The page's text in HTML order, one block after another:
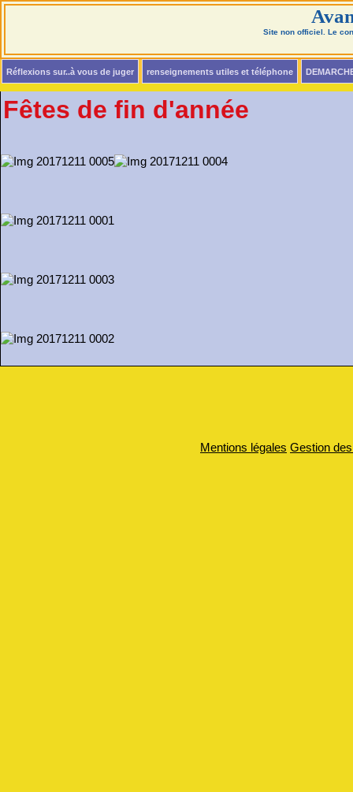
Site non officiel. Le
Réflexions sur..à vous de juger renseignements utiles et téléphone
Fêtes de fin d'année
Mentions légales Gestion